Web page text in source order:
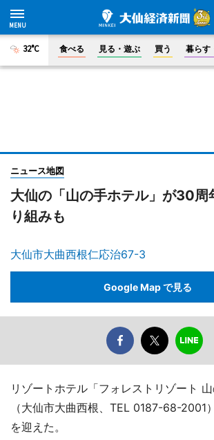
32°C 食べる 見る・遊ぶ 買う 暮らす
ニュース地図
大仙の「山の手ホテル」が30
り組みも
大仙市大曲西根仁応治67-3
Google Map で見る
リゾートホテル「フォレストリゾート 山
（大仙市大曲西根、TEL 0187-68-2001
を迎えた。